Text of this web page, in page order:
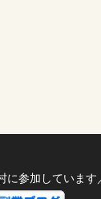
に参加しています